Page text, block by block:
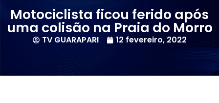
Motociclista ficou ferido após
uma colisão na Praia do Morro
TV GUARAPARI 12 fevereiro, 2022